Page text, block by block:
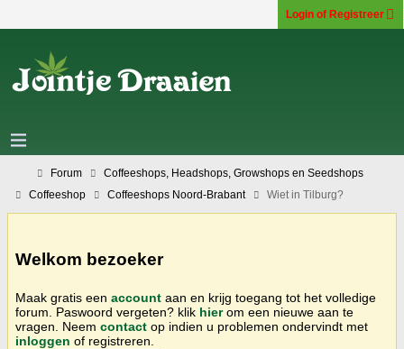
Login of Registreer
Forum
Coffeeshops, Headshops, Growshops en Seedshops
Coffeeshop
Coffeeshops Noord-Brabant Wiet in Tilburg?
Welkom bezoeker
Maak gratis een account aan en krijg toegang tot het volledige
forum. Paswoord vergeten? klik hierom een nieuwe aan te
vragen. Neem contact op indien u problemen ondervindt met
inloggen of registreren.